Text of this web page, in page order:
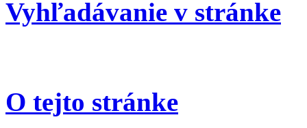
Vyhľadávanie v stránke
O tejto stránke